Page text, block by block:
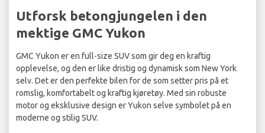
Utforsk betongjungelen i den
mektige GMC Yukon
GMC Yukon er en full-size SUV som gir deg en kraftig
opplevelse, og den er like dristig og dynamisk som New York
selv. Det er den perfekte bilen for de som setter pris på et
romslig, komfortabelt og kraftig kjøretøy. Med sin robuste
motor og eksklusive design er Yukon selve symbolet på en
moderne og stilig SUV.